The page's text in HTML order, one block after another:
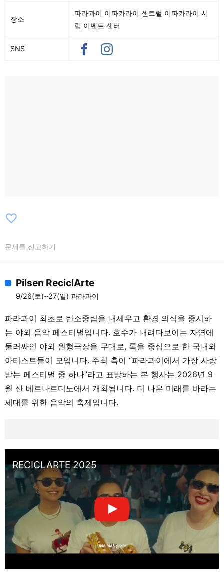
장소
파라과이 이파카라이 센트럴 이파카라이 시
립 이벤트 센터
SNS
favorite_border
문제를 신고하기
Pilsen ReciclArte
9/26(토)~27(일) 파라과이
파라과이 최초로 탄소중립을 내세우고 환경 의식을 중시하
는 야외 음악 페스티벌입니다. 호수가 내려다보이는 자연에
둘러싸인 야외 원형극장을 무대로, 록을 중심으로 한 국내외
아티스트들이 모입니다. 주최 측이 “파라과이에서 가장 사랑
받는 페스티벌 중 하나”라고 표방하는 본 행사는 2026년 9
월 산 베르나르디노에서 개최됩니다. 더 나은 미래를 바라는
세대를 위한 음악의 축제입니다.
RECICLARTE 2025